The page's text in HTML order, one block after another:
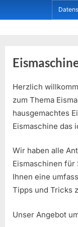
to
Herzlich
zum Thema
hausgemachtes
Eismaschine das
Wir haben alle
Eismaschinen für
Ihnen eine
Tipps und Tricks
Unser Angebot